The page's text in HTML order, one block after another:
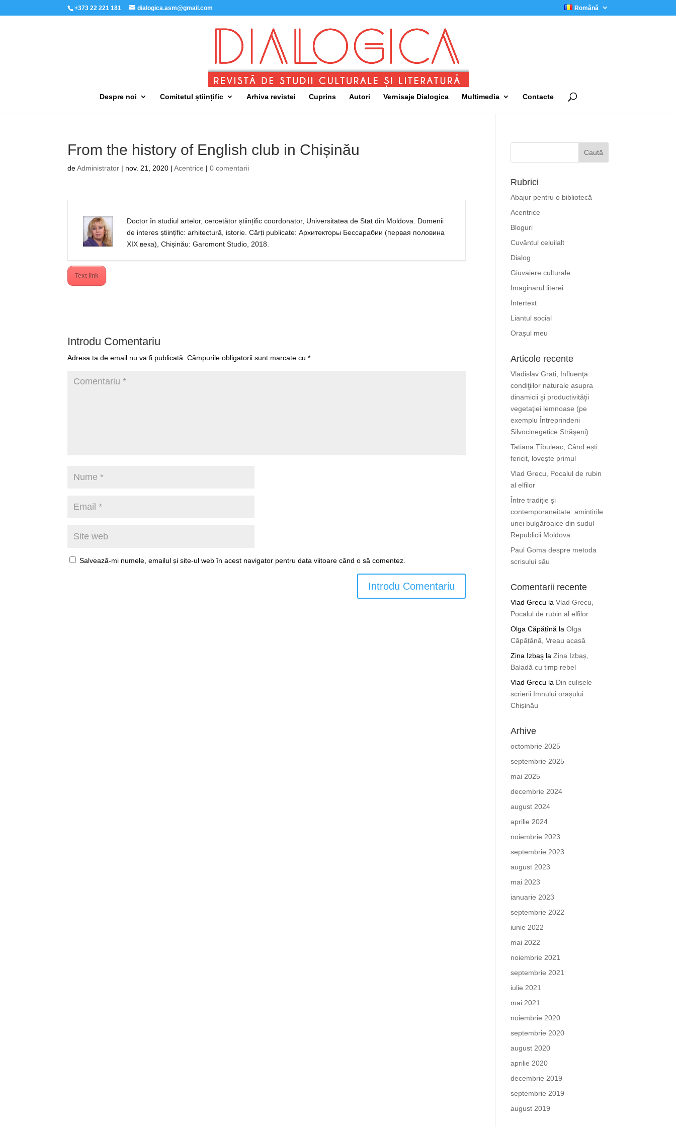
+373 22 221 181 dialogica.asm@gmail.com Română
Despre noi Comitetul științific Arhiva revistei Cuprins Autori Vernisaje Dialogica Multimedia Contacte
From the history of English club in Chișinău
deAdministrator | nov. 21, 2020 |Acentrice |0 comentarii
Doctor în studiul artelor, cercetător științific coordonator, Universitatea de Stat din Moldova. Domenii
de interes științific: arhitectură, istorie. Cărți publicate: Архитекторы Бессарабии (первaя половина
ХIХ века), Chișinău: Garomont Studio, 2018.
Text link
Introdu Comentariu
Adresa ta de email nu va fi publicată. Câmpurile obligatorii sunt marcate cu*
Salvează-mi numele, emailul și site-ul web în acest navigator pentru data viitoare când o să comentez.
Rubrici
Abajur pentru o bibliotecă
Acentrice
Bloguri
Cuvântul celuilalt
Dialog
Giuvaiere culturale
Imaginarul literei
Intertext
Liantul social
Orașul meu
Articole recente
Vladislav Grati, Influenţa
condiţiilor naturale asupra
dinamicii şi productivităţii
vegetaţiei lemnoase (pe
exemplu Întreprinderii
Silvocinegetice Străşeni)
Tatiana Țîbuleac, Când ești
fericit, lovește primul
Vlad Grecu, Pocalul de rubin
al elfilor
Între tradiție și
contemporaneitate: amintirile
unei bulgăroaice din sudul
Republicii Moldova
Paul Goma despre metoda
scrisului său
Comentarii recente
Vlad Grecu laVlad Grecu,
Pocalul de rubin al elfilor
Olga Căpățînă laOlga
Căpățână, Vreau acasă
Zina Izbaş laZina Izbaș,
Baladă cu timp rebel
Vlad Grecu la Din culisele
scrierii Imnului orașului
Chișinău
Arhive
octombrie 2025
septembrie 2025
mai 2025
decembrie 2024
august 2024
aprilie 2024
noiembrie 2023
septembrie 2023
august 2023
mai 2023
ianuarie 2023
septembrie 2022
iunie 2022
mai 2022
noiembrie 2021
septembrie 2021
iulie 2021
mai 2021
noiembrie 2020
septembrie 2020
august 2020
aprilie 2020
decembrie 2019
septembrie 2019
august 2019